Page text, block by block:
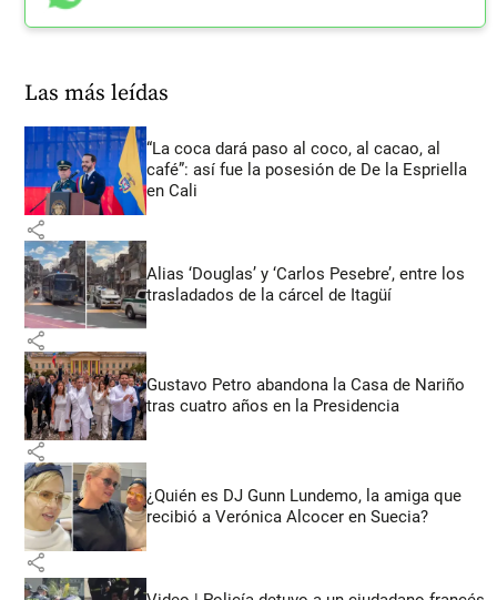
Las más leídas
“La coca dará paso al coco, al cacao, al
café”: así fue la posesión de De la Espriella
en Cali
share
Alias ‘Douglas’ y ‘Carlos Pesebre’, entre los
trasladados de la cárcel de Itagüí
share
Gustavo Petro abandona la Casa de Nariño
tras cuatro años en la Presidencia
share
¿Quién es DJ Gunn Lundemo, la amiga que
recibió a Verónica Alcocer en Suecia?
share